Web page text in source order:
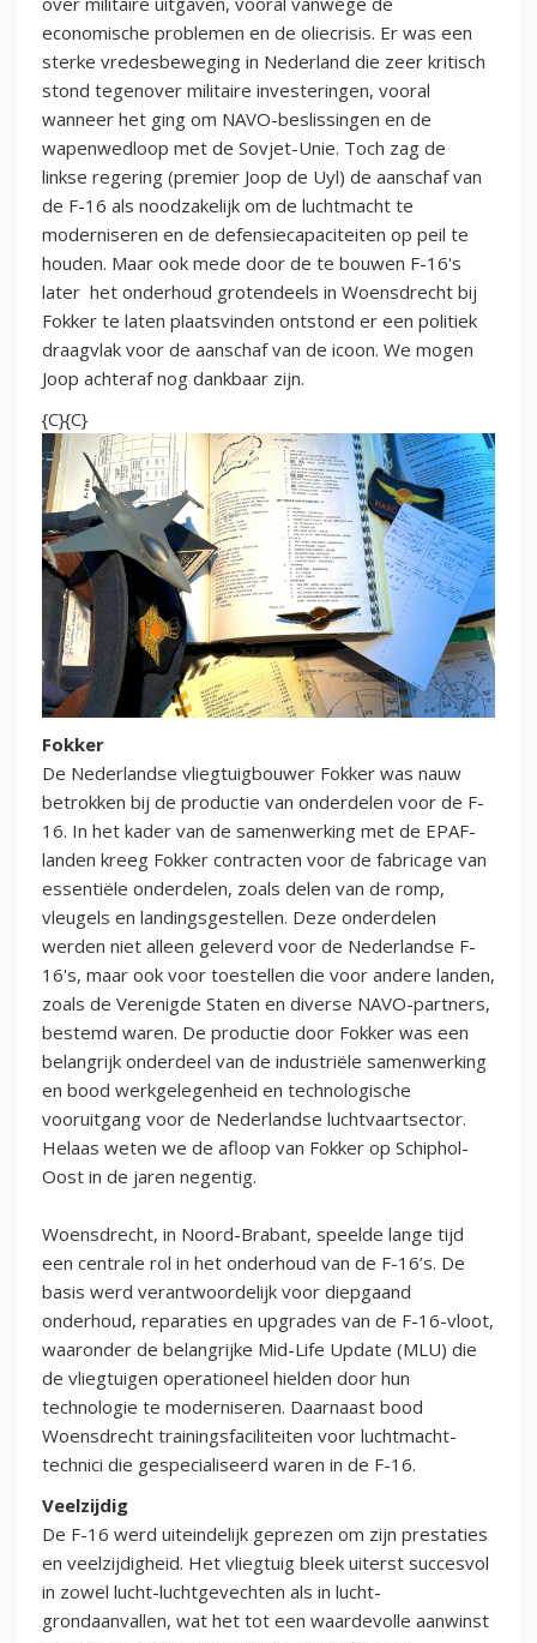
economische problemen en de oliecrisis. Er was een
sterke vredesbeweging in Nederland die zeer kritisch
stond tegenover militaire investeringen, vooral
wanneer het ging om NAVO-beslissingen en de
wapenwedloop met de Sovjet-Unie. Toch zag de
linkse regering (premier Joop de Uyl) de aanschaf van
de F-16 als noodzakelijk om de luchtmacht te
moderniseren en de defensiecapaciteiten op peil te
houden. Maar ook mede door de te bouwen F-16's
later het onderhoud grotendeels in Woensdrecht bij
Fokker te laten plaatsvinden ontstond er een politiek
draagvlak voor de aanschaf van de icoon. We mogen
Joop achteraf nog dankbaar zijn.
{C}{C}
Fokker
De Nederlandse vliegtuigbouwer Fokker was nauw
betrokken bij de productie van onderdelen voor de F-
16. In het kader van de samenwerking met de EPAF-
landen kreeg Fokker contracten voor de fabricage van
essentiële onderdelen, zoals delen van de romp,
vleugels en landingsgestellen. Deze onderdelen
werden niet alleen geleverd voor de Nederlandse F-
16's, maar ook voor toestellen die voor andere landen,
zoals de Verenigde Staten en diverse NAVO-partners,
bestemd waren. De productie door Fokker was een
belangrijk onderdeel van de industriële samenwerking
en bood werkgelegenheid en technologische
vooruitgang voor de Nederlandse luchtvaartsector.
Helaas weten we de afloop van Fokker op Schiphol-
Oost in de jaren negentig.
Woensdrecht, in Noord-Brabant, speelde lange tijd
een centrale rol in het onderhoud van de F-16’s. De
basis werd verantwoordelijk voor diepgaand
onderhoud, reparaties en upgrades van de F-16-vloot,
waaronder de belangrijke Mid-Life Update (MLU) die
de vliegtuigen operationeel hielden door hun
technologie te moderniseren. Daarnaast bood
Woensdrecht trainingsfaciliteiten voor luchtmacht-
technici die gespecialiseerd waren in de F-16.
Veelzijdig
De F-16 werd uiteindelijk geprezen om zijn prestaties
en veelzijdigheid. Het vliegtuig bleek uiterst succesvol
in zowel lucht-luchtgevechten als in lucht-
grondaanvallen, wat het tot een waardevolle aanwinst